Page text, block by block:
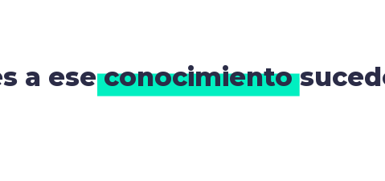
a ese conocimiento